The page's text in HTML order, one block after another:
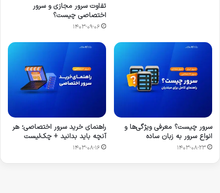
تفاوت سرور مجازی و سرور
اختصاصی چیست؟
۱۴۰۳-۰۹-۰۶
سرور چیست؟ معرفی ویژگی‌ها و
انواع سرور به زبان ساده
۱۴۰۳-۰۸-۲۳
راهنمای خرید سرور اختصاصی؛ هر
آنچه باید بدانید + چک‌لیست
۱۴۰۳-۰۸-۱۶